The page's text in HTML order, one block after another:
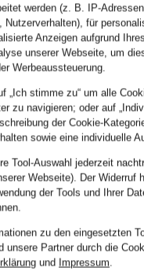
€
werden (z. B. IP-
Nutzerverhalten), für
Anzeigen aufgrund
unserer Webseite, um
Werbeaussteuerung.
„Ich stimme zu“ um alle
zu navigieren; oder auf
der Cookie-
sowie eine individuelle
Tool-Auswahl jederzeit
Webseite). Der Widerruf
der Tools und Ihrer
zu den eingesetzten
unsere Partner durch die
und Impressum.